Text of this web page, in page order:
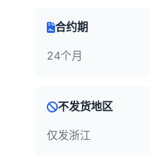
合约期
24个月
不发货地区
仅发浙江